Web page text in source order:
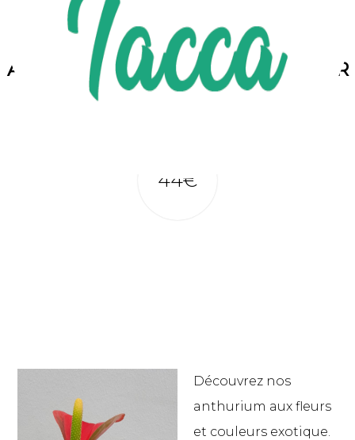
ANTHURIUM PLANTE D'INTÉRIEUR
44€
Découvrez nos
anthurium aux fleurs
et couleurs exotique.